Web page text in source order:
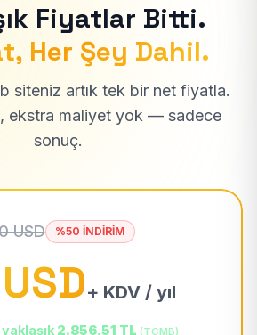
Fiyatlar Bitti.
Her Şey Dahil.
siteniz artık tek bir net fiyatla.
ekstra maliyet yok — sadece
sonuç.
USD %50 İNDİRİM
+ KDV / yıl
2.856,51 TL (TCMB)